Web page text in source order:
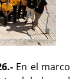
En el marco